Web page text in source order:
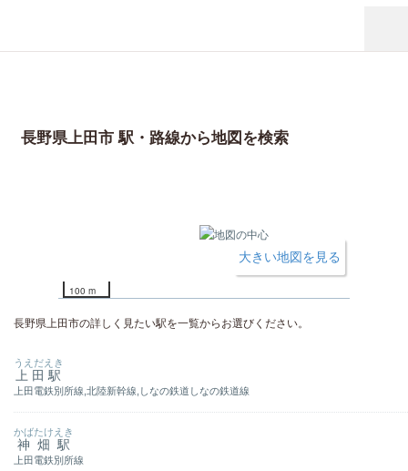
長野県上田市 駅・路線から地図を検索
100 m
大きい地図を見る
長野県上田市の詳しく見たい駅を一覧からお選びください。
上田駅
うえだえき
上田電鉄別所線,北陸新幹線,しなの鉄道しなの鉄道線
神畑駅
かばたけえき
上田電鉄別所線